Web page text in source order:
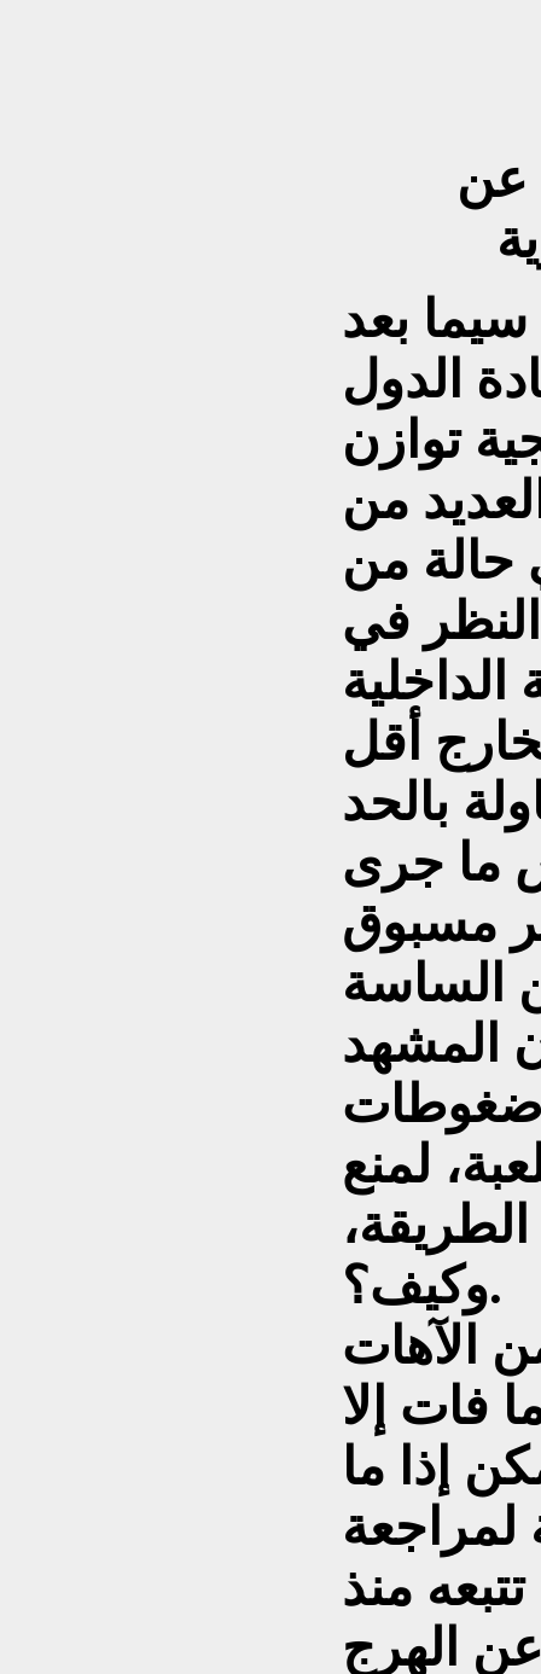
عن
سيما بعد
الدول
توازن
من
حالة من
النظر في
أقل
بالحد
ما جرى
الساسة
المشهد
ضغوطات
لمنع
وكيف؟.
الآهات
فات إلا
إذا ما
منذ
الهرج